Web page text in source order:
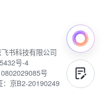
书科技有限公司
号-4
号
：京B2-20190249